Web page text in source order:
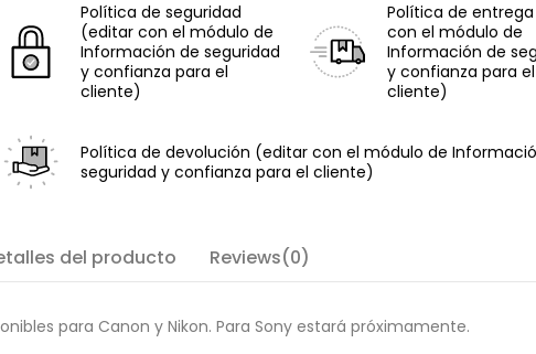
Política de seguridad
(editar con el módulo de
Información de seguridad
y confianza para el
cliente)
Política de entrega
con el módulo de
Información de
y confianza para el
cliente)
Política de devolución (editar con el módulo de
seguridad y confianza para el cliente)
del producto Reviews(0)
para Canon y Nikon. Para Sony estará próximamente.